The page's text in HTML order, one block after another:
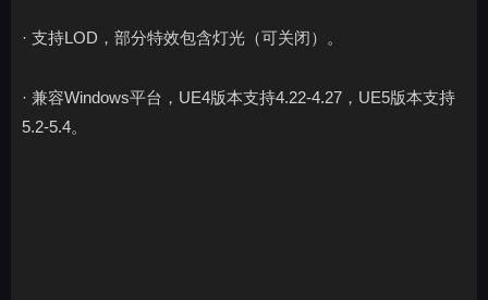
· 支持LOD，部分特效包含灯光（可关闭）。
· 兼容Windows平台，UE4版本支持4.22-4.27，UE5版本支持
5.2-5.4。